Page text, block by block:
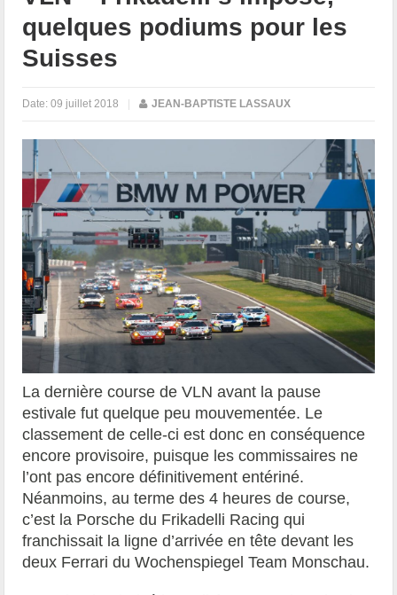
quelques podiums pour les
Suisses
Date:09 juillet 2018 | JEAN-BAPTISTE LASSAUX
La dernière course de VLN avant la pause
estivale fut quelque peu mouvementée. Le
classement de celle-ci est donc en conséquence
encore provisoire, puisque les commissaires ne
l’ont pas encore définitivement entériné.
Néanmoins, au terme des 4 heures de course,
c’est la Porsche du Frikadelli Racing qui
franchissait la ligne d’arrivée en tête devant les
deux Ferrari du Wochenspiegel Team Monschau.